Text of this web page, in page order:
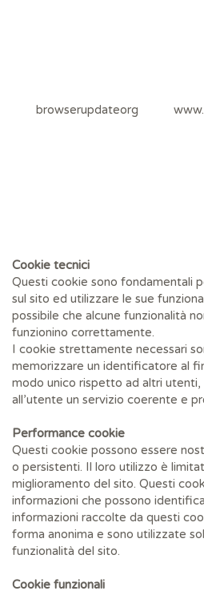
browserupdateorg
Cookie tecnici
Questi cookie sono fondamentali
sul sito ed utilizzare le sue
possibile che alcune funzionalità
funzionino correttamente.
I cookie strettamente necessari
memorizzare un identificatore al
modo unico rispetto ad altri utenti,
all’utente un servizio coerente e
Performance cookie
Questi cookie possono essere
o persistenti. Il loro utilizzo è
miglioramento del sito. Questi
informazioni che possono
informazioni raccolte da questi
forma anonima e sono utilizzate
funzionalità del sito.
Cookie funzionali